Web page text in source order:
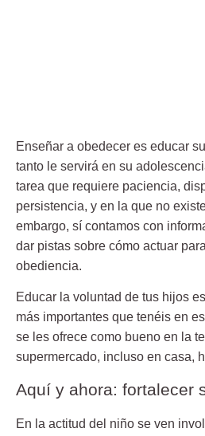
Enseñar a obedecer es educar
tanto le servirá en su
tarea que requiere paciencia,
persistencia, y en la que no
embargo, sí contamos con
dar pistas sobre cómo actuar
obediencia.
Educar la voluntad de tus hijos
más importantes que tenéis en
se les ofrece como bueno en la
supermercado, incluso en casa,
Aquí y ahora: fortalecer
En la actitud del niño se ven